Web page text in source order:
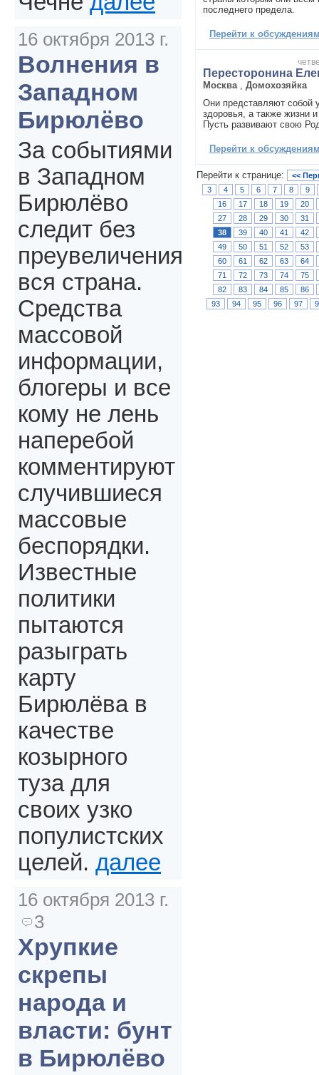
последнего предела.
Перейти к
Пересторонина
Москва
Домохозяйка
Они представляют собой
здоровья, а также жизни
Пусть развивают свою
Перейти к
Перейти к странице:
<<
3
4 5 6 7 8
9
16
17 18 19
20
27
28 29 30
31
38
39 40 41
42
49
50 51 52
53
60
61 62 63
64
71
72 73 74
75
82
83 84 85
86
93
94 95 96 97
16 октября 2013 г.
Волнения в
Западном
Бирюлёво
За событиями
в Западном
Бирюлёво
следит без
преувеличения
вся страна.
Средства
массовой
информации,
блогеры и все
кому не лень
наперебой
комментируют
случившиеся
массовые
беспорядки.
Известные
политики
пытаются
разыграть
карту
Бирюлёва в
качестве
козырного
туза для
своих узко
популистских
целей. далее
16 октября 2013 г.
3
Хрупкие
скрепы
народа и
власти: бунт
в Бирюлёво